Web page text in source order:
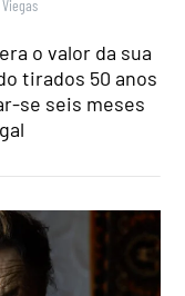
o valor da sua
tirados 50 anos
se seis meses